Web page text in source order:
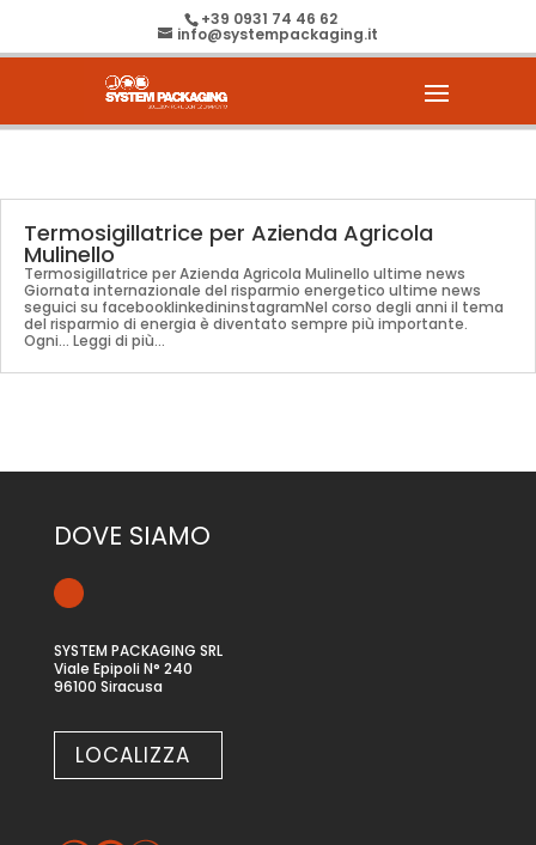
+39 0931 74 46 62
info@systempackaging.it
Termosigillatrice per Azienda Agricola
Mulinello
Termosigillatrice per Azienda Agricola Mulinello ultime news
Giornata internazionale del risparmio energetico ultime news
seguici su facebooklinkedininstagramNel corso degli anni il tema
del risparmio di energia è diventato sempre più importante.
Ogni... Leggi di più...
DOVE SIAMO
SYSTEM PACKAGING SRL
Viale Epipoli N° 240
96100 Siracusa
LOCALIZZA